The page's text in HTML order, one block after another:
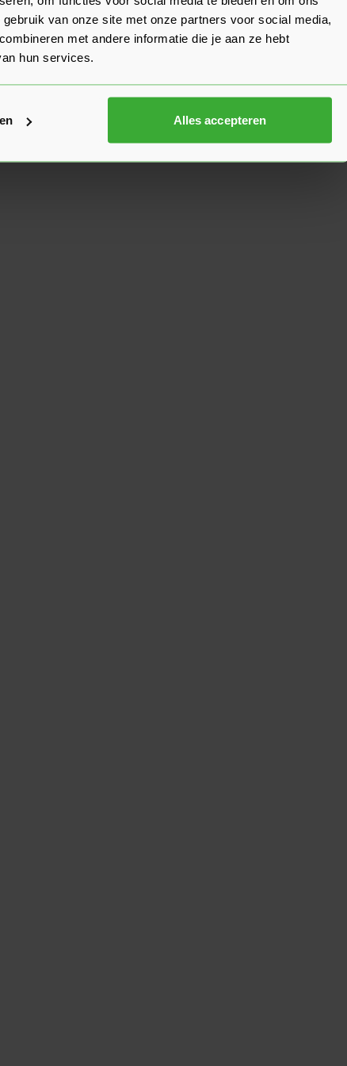
van onze site met onze partners voor social media,
met andere informatie die je aan ze hebt
hun services.
Alles accepteren